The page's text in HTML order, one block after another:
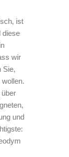
ist
diese
wir
Sie,
und